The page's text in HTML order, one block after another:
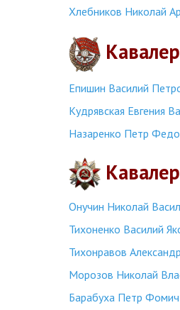
Хлебников Николай
Епишин Василий
Кудрявская Евгения
Назаренко Петр
Онучин Николай
Тихоненко Василий
Тихонравов
Морозов Николай
Барабуха Петр Фомич